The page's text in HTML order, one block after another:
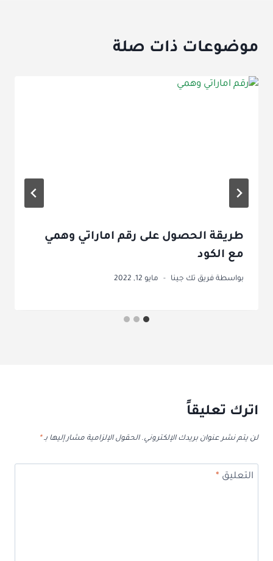
موضوعات ذات صلة
طريقة الحصول على رقم اماراتي وهمي
مع الكود
بواسطة فريق تك جينا مايو 12, 2022
اترك تعليقاً
لن يتم نشر عنوان بريدك الإلكتروني. الحقول الإلزامية مشار إليها بـ*
التعليق*